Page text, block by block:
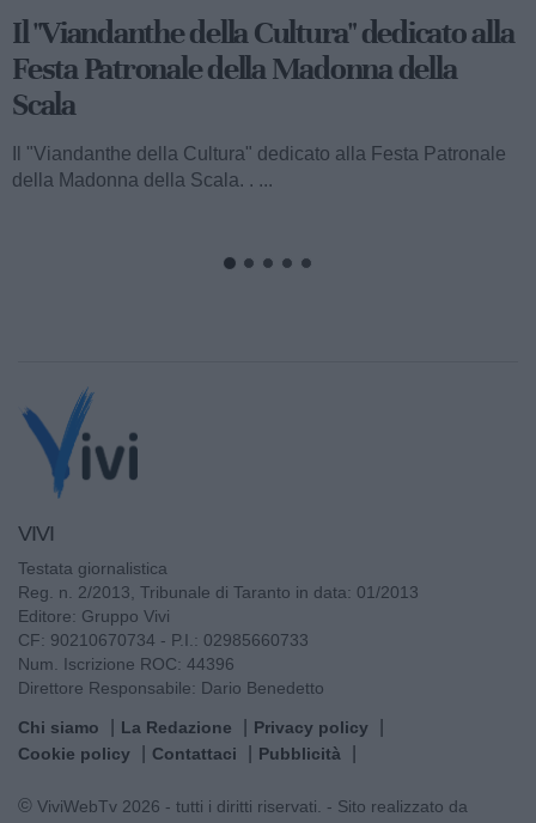
Viandanthe della Cultura: la "Chiesa
Rupestre della Buona Nuova"
Ecco a voi il terzo speciale del "Viandanthe della Cultura"
dedicato alla Madonna della Scala. Vi porteremo alla
scoperta della "Chiesa...
VIVI
Testata giornalistica
Reg. n. 2/2013, Tribunale di Taranto in data: 01/2013
Editore: Gruppo Vivi
CF: 90210670734 - P.I.: 02985660733
Num. Iscrizione ROC: 44396
Direttore Responsabile: Dario Benedetto
Chi siamo La Redazione
Privacy policy
Cookie policy
Contattaci Pubblicità
© ViviWebTv 2026 - tutti i diritti riservati. - Sito realizzato da